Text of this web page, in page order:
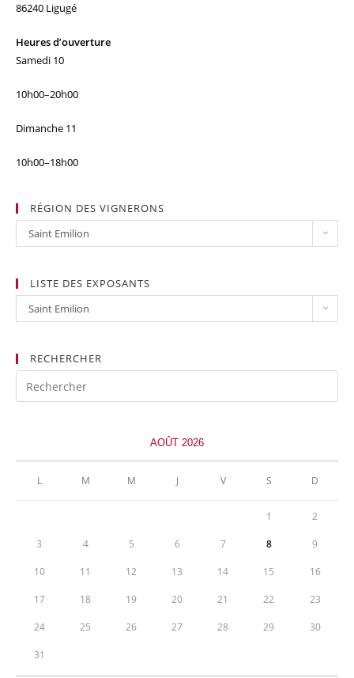
86240 Ligugé
Heures d’ouverture
Samedi 10
10h00–20h00
Dimanche 11
10h00–18h00
RÉGION DES VIGNERONS
Région
des
Saint Emilion
LISTE DES EXPOSANTS
LIste
des
Saint Emilion
RECHERCHER
AOÛT 2026
L M M J V S D
1 2
3 4 5 6 7 8 9
10 11 12 13 14 15 16
17 18 19 20 21 22 23
24 25 26 27 28 29 30
31